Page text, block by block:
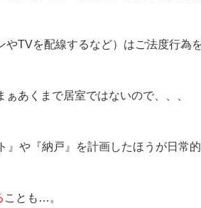
やTVを配線するなど）はご法度行為
あくまで居室ではないので、、、
』や『納戸』を計画したほうが日常的
ことも…。